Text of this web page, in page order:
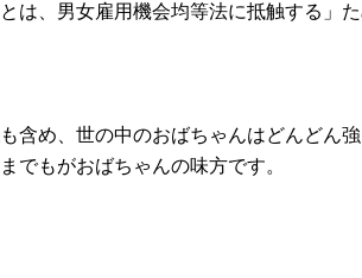
は、男女雇用機会均等法に抵触する」
含め、世の中のおばちゃんはどんどん
でもがおばちゃんの味方です。